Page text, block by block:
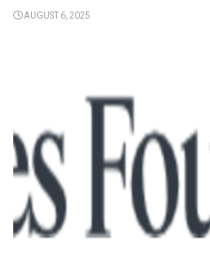
AUGUST 6, 2025